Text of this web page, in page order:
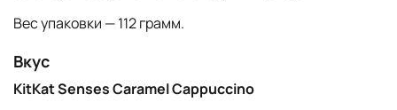
Вес упаковки — 112 грамм.
Вкус
KitKat Senses Caramel Cappuccino